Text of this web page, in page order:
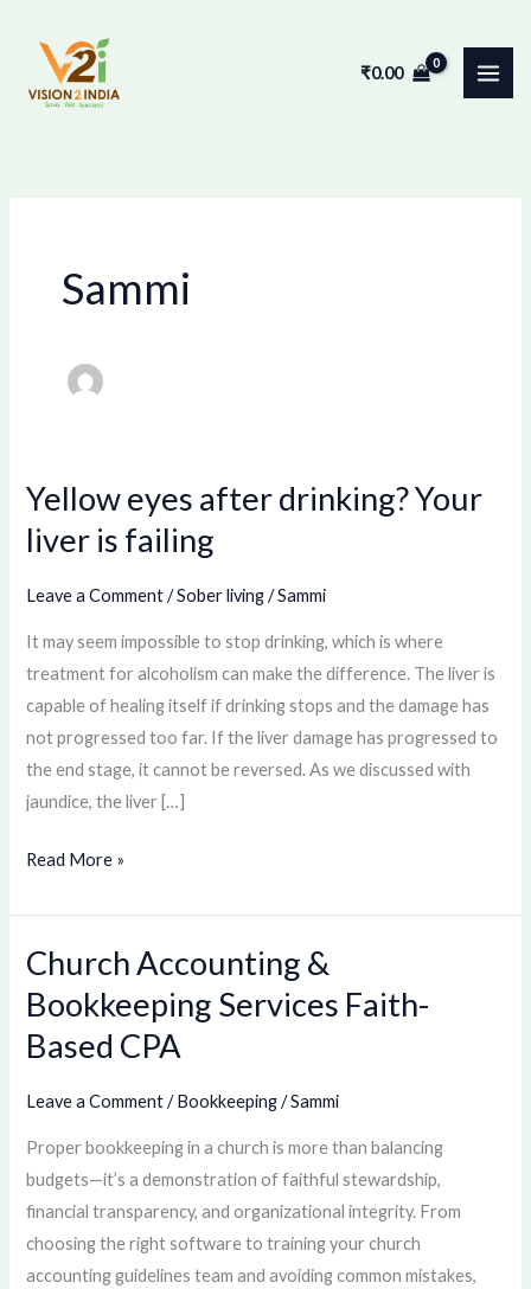
content
₹0.00
Sammi
Yellow eyes after drinking? Your
liver is failing
Leave a Comment /Sober living/Sammi
It may seem impossible to stop drinking, which is where
treatment for alcoholism can make the difference. The liver is
capable of healing itself if drinking stops and the damage has
not progressed too far. If the liver damage has progressed to
the end stage, it cannot be reversed. As we discussed with
jaundice, the liver […]
Yellow
eyes
after
drinking?
liver
is
failing
Read More »
Church Accounting &
Bookkeeping Services Faith-
Based CPA
Leave a Comment /Bookkeeping/Sammi
Proper bookkeeping in a church is more than balancing
budgets—it’s a demonstration of faithful stewardship,
financial transparency, and organizational integrity. From
choosing the right software to training your church
accounting guidelines team and avoiding common mistakes,
Church
Accounting
&
Bookkeeping
Based
CPA